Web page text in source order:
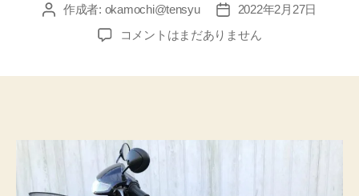
投 作成者: okamochi@tensyu
投
稿
日
2022年2月27日
ホ
AF27(2
ス
ト)
中
コメントはまだありません